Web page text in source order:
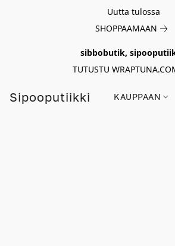
Uutta tulossa
SHOPPAAMAAN
sibbobutik,
TUTUSTU
Sipooputiikki KAUPPAAN